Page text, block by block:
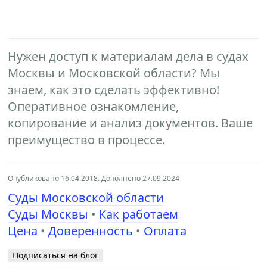
Нужен доступ к материалам дела в судах
Москвы и Московской области? Мы
знаем, как это сделать эффективно!
Оперативное ознакомление,
копирование и анализ документов. Ваше
преимущество в процессе.
Опубликовано 16.04.2018. Дополнено 27.09.2024
Суды Московской области
Суды Москвы • Как работаем
Цена •Доверенность • Оплата
Подписаться на блог